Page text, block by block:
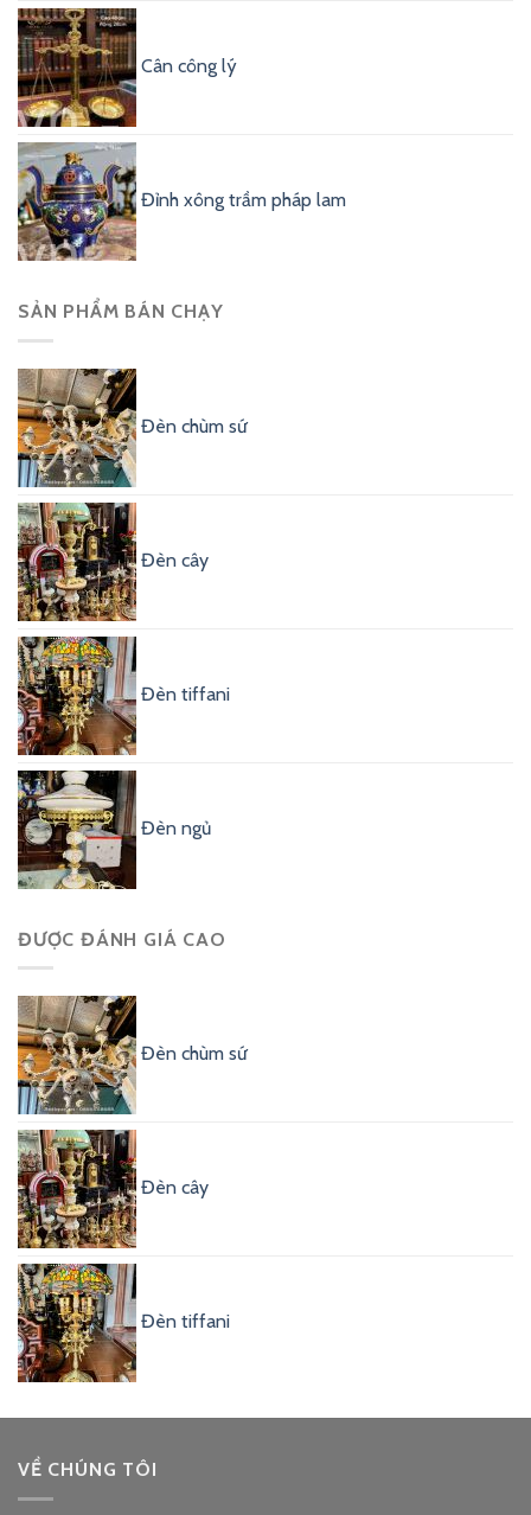
Cân công lý
Đỉnh xông trầm pháp lam
SẢN PHẨM BÁN CHẠY
Đèn chùm sứ
Đèn cây
Đèn tiffani
Đèn ngủ
ĐƯỢC ĐÁNH GIÁ CAO
Đèn chùm sứ
Đèn cây
Đèn tiffani
VỀ CHÚNG TÔI